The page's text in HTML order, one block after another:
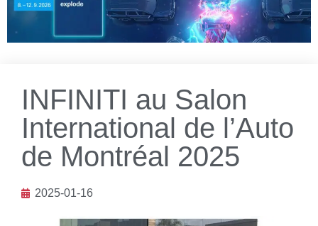
INFINITI au Salon
International de l’Auto
de Montréal 2025
2025-01-16